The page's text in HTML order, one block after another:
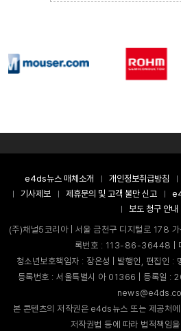
e4ds뉴스 매체소개 개인정보취급방침
기사제보
제휴문의 및 고객 불만 신고
보도 청구 안내
(주)채널5코리아 | 서울 금천구 디지털로 178
록번호 : 113-86-36448 |
청소년보호책임자 : 장은성 | 발행인, 편집
등록번호 : 서울특별시 아 01366 | 등록일 :
본 콘텐츠의 저작권은 e4ds뉴스 또는 제공처
저작권법 등에 따라 법적책임